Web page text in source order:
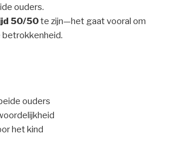
ouders.
50/50te zijn—het gaat vooral om
ouders
het kind